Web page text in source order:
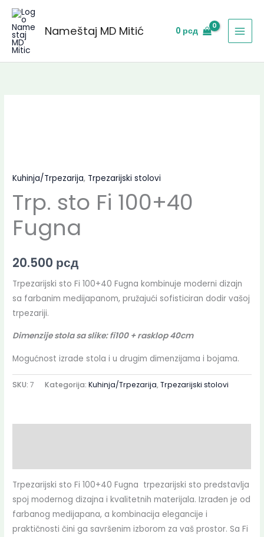
Skip
content
Nameštaj MD Mitić 0 рсд
Kuhinja/Trpezarija, Trpezarijski stolovi
Trp. sto Fi 100+40
Fugna
20.500 рсд
Trpezarijski sto Fi 100+40 Fugna kombinuje moderni dizajn
sa farbanim medijapanom, pružajući sofisticiran dodir vašoj
trpezariji.
Dimenzije stola sa slike: fi100 + rasklop 40cm
Mogućnost izrade stola i u drugim dimenzijama i bojama.
SKU:7 Kategorija:Kuhinja/Trpezarija,Trpezarijski stolovi
Trpezarijski sto Fi 100+40 Fugna trpezarijski sto predstavlja
spoj modernog dizajna i kvalitetnih materijala. Izrađen je od
farbanog medijapana, a kombinacija elegancije i
praktičnosti čini ga savršenim izborom za vaš prostor. Sa Fi